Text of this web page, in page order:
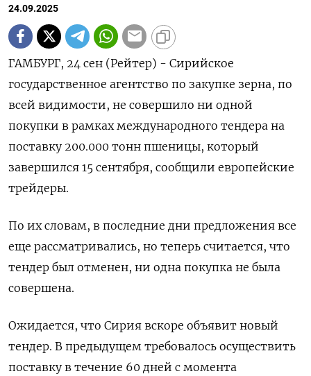
24.09.2025
ГАМБУРГ, 24 сен (Рейтер) - Cирийское
государственное агентство по закупке зерна, по
всей видимости, не совершило ни одной
покупки в рамках международного тендера на
поставку 200.000 тонн пшеницы, который
завершился 15 сентября, сообщили европейские
трейдеры.
По их словам, в последние дни предложения все
еще рассматривались, но теперь считается, что
тендер был отменен, ни одна покупка не была
совершена.
Ожидается, что Сирия вскоре объявит новый
тендер. В предыдущем требовалось осуществить
поставку в течение 60 дней с момента